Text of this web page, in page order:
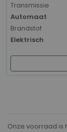
Transmissie
Automaat
Brandstof
Elektrisch
Onze voorraad is